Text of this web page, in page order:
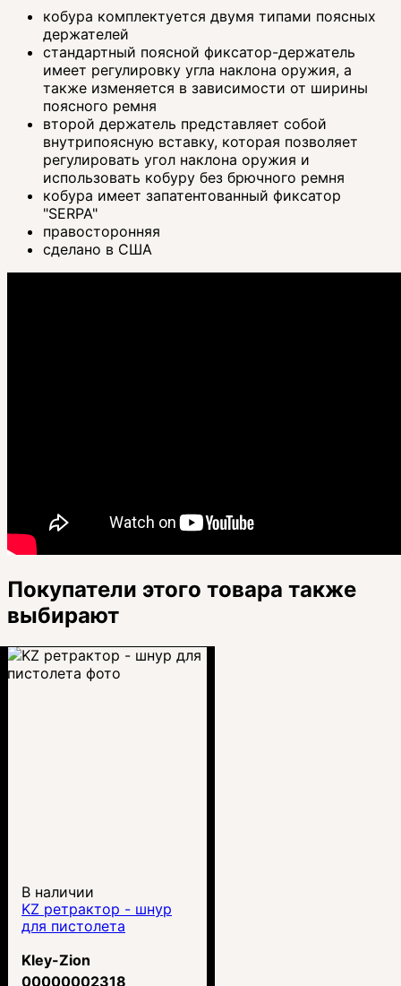
кобура комплектуется двумя типами поясных
держателей
стандартный поясной фиксатор-держатель
имеет регулировку угла наклона оружия, а
также изменяется в зависимости от ширины
поясного ремня
второй держатель представляет собой
внутрипоясную вставку, которая позволяет
регулировать угол наклона оружия и
использовать кобуру без брючного ремня
кобура имеет запатентованный фиксатор
"SERPA"
правосторонняя
сделано в США
Покупатели этого товара также
выбирают
В наличии
KZ ретрактор - шнур
для пистолета
Kley-Zion
00000002318